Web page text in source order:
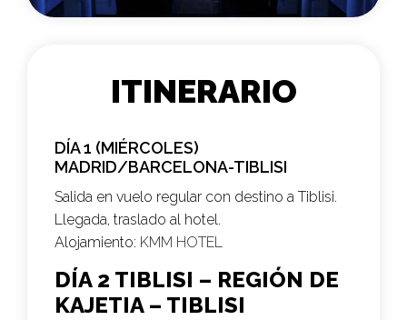
ITINERARIO
DÍA 1 (MIÉRCOLES)
MADRID/BARCELONA-TIBLISI
Salida en vuelo regular con destino a Tiblisi.
Llegada, traslado al hotel.
Alojamiento: KMM HOTEL
DÍA 2 TIBLISI – REGIÓN DE
KAJETIA – TIBLISI